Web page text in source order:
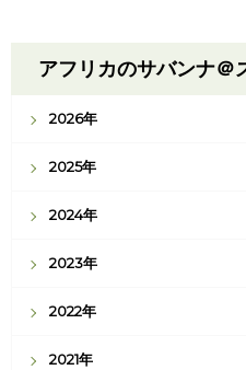
アフリカのサバンナ＠
2026年
2025年
2024年
2023年
2022年
2021年